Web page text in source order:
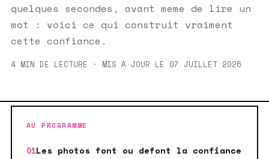
quelques secondes, avant meme de lire un
mot : voici ce qui construit vraiment
cette confiance.
4 MIN DE LECTURE · MIS À JOUR LE 07 JUILLET 2026
AU PROGRAMME
Les photos font ou defont la confiance